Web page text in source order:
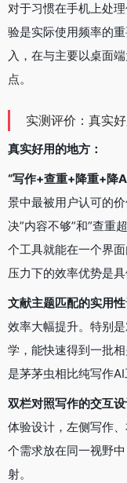
对于习惯在手机上处
验是实际使用频率的
入，在与主要以桌面
点。
实测评价：真实
真实好用的地方：
“写作+查重+降重+降
景中最被用户认可的
决”内容不够”和”查重
个工具就能在一个界
压力下的效率优势是具
文献主题匹配的实用性
效率大幅提升。特别
学，能快速得到一批
是茅茅虫相比纯写作AI
双栏对照写作的交互
体验设计，左侧写作
个需求放在同一视野
射。